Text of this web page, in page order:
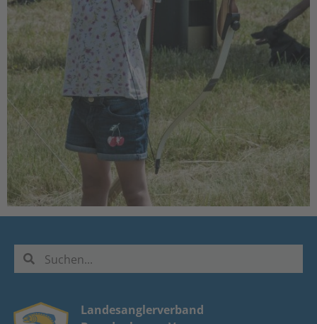
Landesanglerverband